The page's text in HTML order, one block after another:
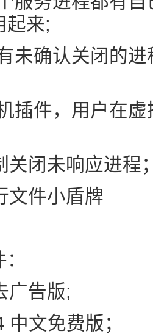
起来;
未确认关闭的
插件，用户在
关闭未响应进程
文件小盾牌
广告版;
文免费版；